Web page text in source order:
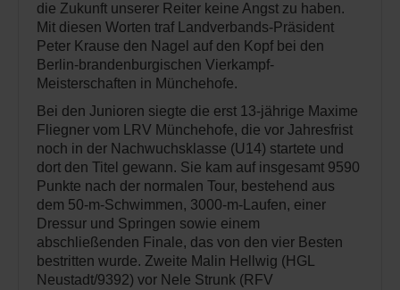
die Zukunft unserer Reiter keine Angst zu haben.
Mit diesen Worten traf Landverbands-Präsident
Peter Krause den Nagel auf den Kopf bei den
Berlin-brandenburgischen Vierkampf-
Meisterschaften in Münchehofe.
Bei den Junioren siegte die erst 13-jährige Maxime
Fliegner vom LRV Münchehofe, die vor Jahresfrist
noch in der Nachwuchsklasse (U14) startete und
dort den Titel gewann. Sie kam auf insgesamt 9590
Punkte nach der normalen Tour, bestehend aus
dem 50-m-Schwimmen, 3000-m-Laufen, einer
Dressur und Springen sowie einem
abschließenden Finale, das von den vier Besten
bestritten wurde. Zweite Malin Hellwig (HGL
Neustadt/9392) vor Nele Strunk (RFV